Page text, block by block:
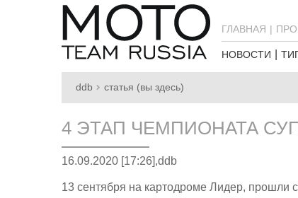
ГЛАВНАЯ
НОВОСТИ
ddb статья (вы здесь)
4 ЭТАП ЧЕМПИОНАТА
16.09.2020 [17:26],ddb
13 сентября на картодроме Лидер, прошли